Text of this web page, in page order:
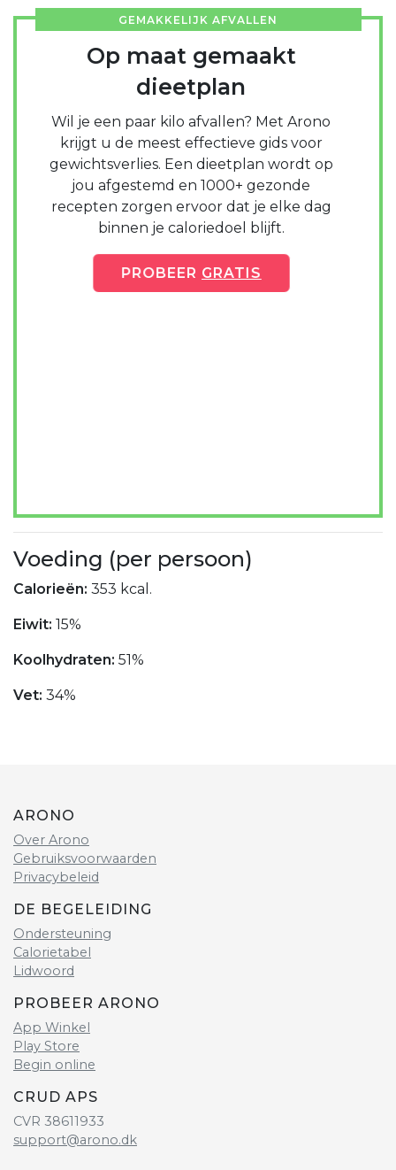
GEMAKKELIJK AFVALLEN
Op maat gemaakt
dieetplan
Wil je een paar kilo afvallen? Met Arono
krijgt u de meest effectieve gids voor
gewichtsverlies. Een dieetplan wordt op
jou afgestemd en 1000+ gezonde
recepten zorgen ervoor dat je elke dag
binnen je caloriedoel blijft.
PROBEER GRATIS
Voeding (per persoon)
Calorieën: 353 kcal.
Eiwit: 15%
Koolhydraten: 51%
Vet: 34%
ARONO
Over Arono
Gebruiksvoorwaarden
Privacybeleid
DE BEGELEIDING
Ondersteuning
Calorietabel
Lidwoord
PROBEER ARONO
App Winkel
Play Store
Begin online
CRUD APS
CVR 38611933
support@arono.dk